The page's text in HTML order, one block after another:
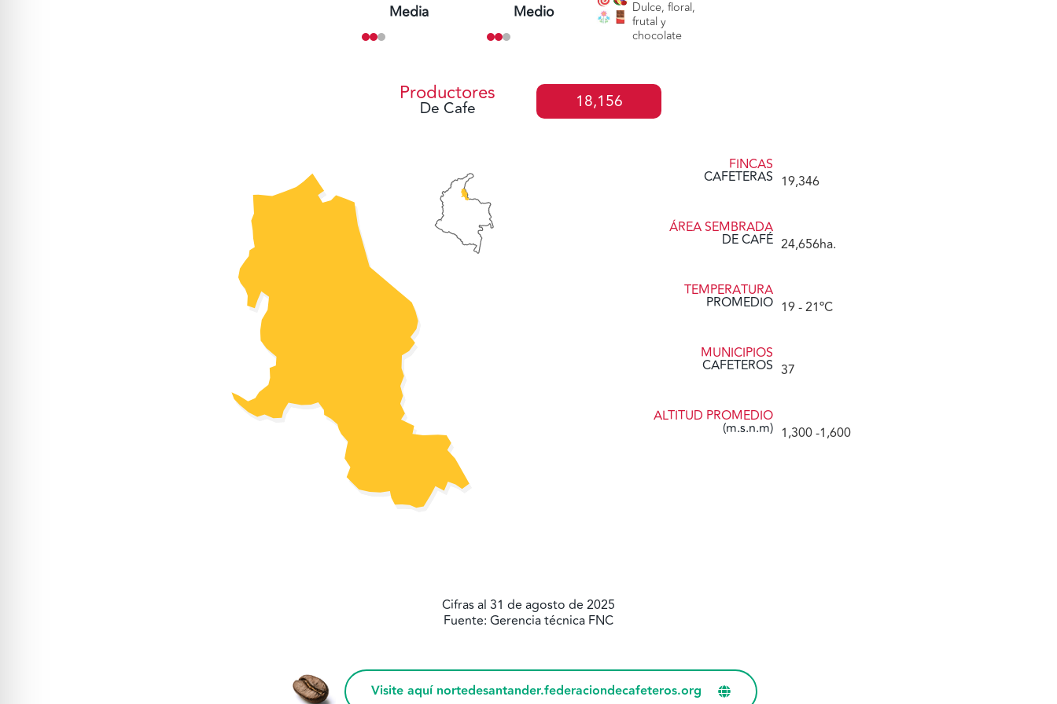
Media
Medio
Dulce, floral,
frutal y
chocolate
Productores
De Cafe 18,156
FINCAS
CAFETERAS 19,346
ÁREA SEMBRADA
DE CAFÉ 24,656ha.
TEMPERATURA
PROMEDIO 19 - 21ºC
MUNICIPIOS
CAFETEROS 37
ALTITUD PROMEDIO
(m.s.n.m) 1,300 -1,600
Cifras al 31 de agosto de 2025
Fuente: Gerencia técnica FNC
Visite aquí nortedesantander.federaciondecafeteros.org